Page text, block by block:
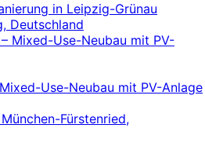
in Leipzig-Grünau
Deutschland
Use-Neubau mit PV-Anlage
Fürstenried,